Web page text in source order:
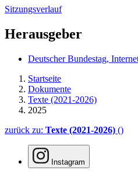
Sitzungsverlauf
Herausgeber
Deutscher Bundestag,
Startseite
Dokumente
Texte (2021-2026)
2025
zurück zu: Texte (2021-2026) ()
Instagram